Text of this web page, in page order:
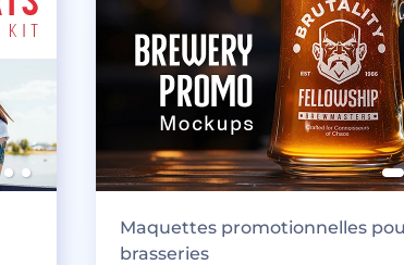
Maquettes promotionnelles
brasseries